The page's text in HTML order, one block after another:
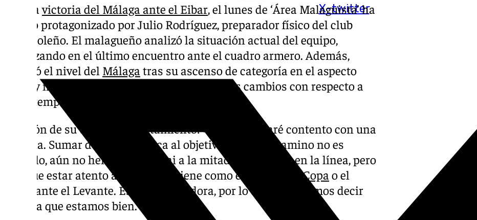
X-twitter
Tras lavictoria del Málaga ante el Eibar, el lunes de ‘Área Malaguista’ ha
estado protagonizado por Julio Rodríguez, preparador físico del club
costasoleño. El malagueño analizó la situación actual del equipo,
enfatizando en el último encuentro ante el cuadro armero. Además,
explicó el nivel del Málaga tras su ascenso de categoría en el aspecto
físico y mental, siendo este uno de los grandes cambios con respecto a
otras temporadas.
Opinión de su último enfrentamiento: «Siempre estaré contento con una
victoria. Sumar de tres te acerca al objetivo. Eso sí, el camino no es
sencillo, aún no hemos llegado ni a la mitad de él. Están en la línea, pero
hay que estar atento a lo que nos viene como el
partido de Copa o el
duelo ante el Levante. Es una trituradora, por lo que no podemos decir
todavía que estamos bien.